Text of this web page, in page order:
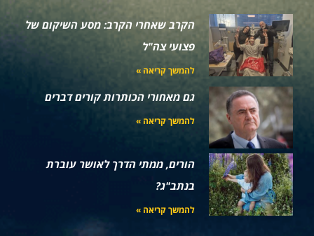
הקרב שאחרי הקרב: מסע השיקום של
פצועי צה"ל
להמשך קריאה »
גם מאחורי הכותרות קורים דברים
להמשך קריאה »
הורים, ממתי הדרך לאושר עוברת
בנתב"ג?
להמשך קריאה »